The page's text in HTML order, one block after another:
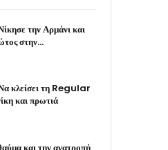
την Αρμάνι και
στην…
κλείσει τη Regular
και πρωτιά